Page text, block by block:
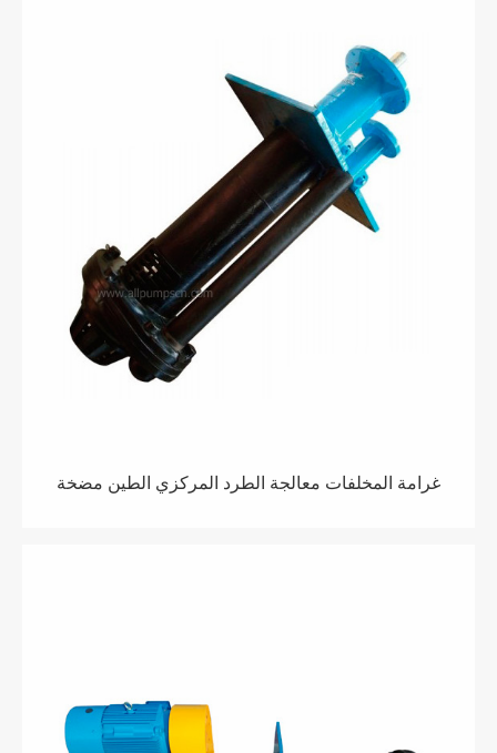
غرامة المخلفات معالجة الطرد المركزي الطين مضخة